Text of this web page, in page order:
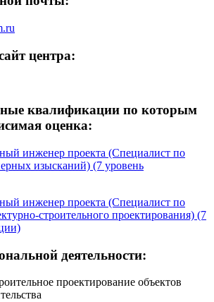
центра:
квалификации по которым
оценка:
инженер проекта (Специалист по
изысканий) (7 уровень
инженер проекта (Специалист по
строительного проектирования) (7
деятельности:
проектирование объектов